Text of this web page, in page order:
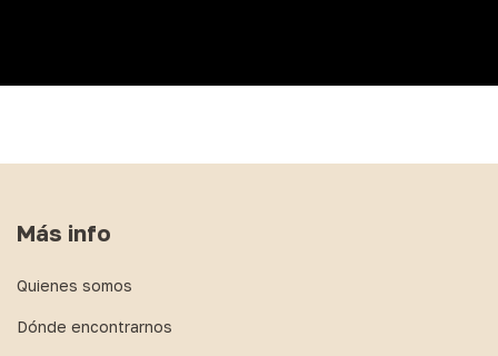
Más info
Quienes somos
Dónde encontrarnos